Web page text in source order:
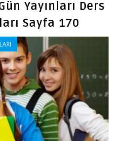
Yayınları Ders
Sayfa 170